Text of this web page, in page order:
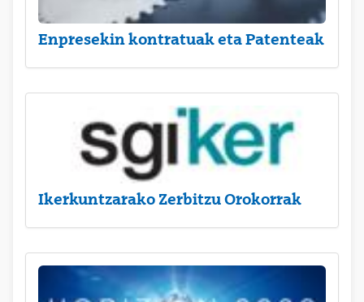
Enpresekin kontratuak eta Patenteak
Ikerkuntzarako Zerbitzu Orokorrak